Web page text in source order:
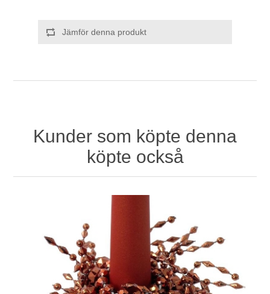
Jämför denna produkt
Kunder som köpte denna
köpte också